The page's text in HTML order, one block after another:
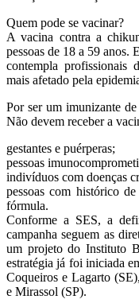
Quem pode se vacinar?
A vacina contra a
pessoas de 18 a 59 anos.
contempla profissionais
mais afetado pela
Por ser um imunizante
Não devem receber a
gestantes e puérperas;
pessoas
indivíduos com doenças
pessoas com histórico
fórmula.
Conforme a SES, a
campanha seguem as
um projeto do Instituto
estratégia já foi iniciada
Coqueiros e Lagarto
e Mirassol (SP).